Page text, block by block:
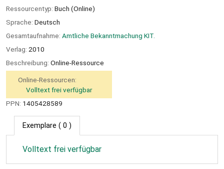
Ressourcentyp: Buch (Online)
Sprache: Deutsch
Gesamtaufnahme: Amtliche Bekanntmachung KIT.
Verlag: 2010
Beschreibung: Online-Ressource
Online-Ressourcen:
Volltext frei verfügbar
PPN: 1405428589
Exemplare ( 0 )
Volltext frei verfügbar